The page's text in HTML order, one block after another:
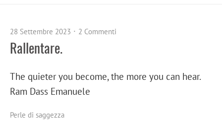
28 Settembre 2023 2 Commenti
Rallentare.
The quieter you become, the more you can hear.
Ram Dass Emanuele
Perle di saggezza